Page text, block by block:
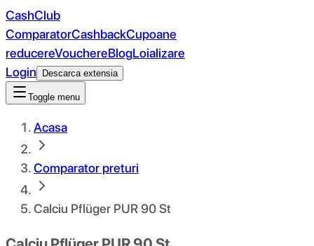
CashClub
ComparatorCashbackCupoane
reducereVouchereBlogLoializare
Login
Descarca extensia
Toggle menu
Acasa
Comparator preturi
Calciu Pflüger PUR 90 St